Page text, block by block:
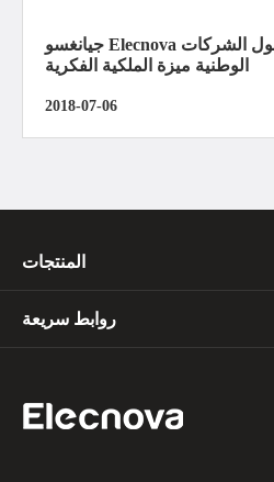
جيانغسو Elecnova الكهربائية اجتاز بنجاح قبول الشركات
الوطنية ميزة الملكية الفكرية
2018-07-06
المنتجات
روابط سريعة